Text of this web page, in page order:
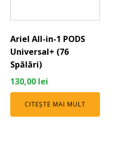
Ariel All-in-1 PODS
Universal+ (76
Spălări)
130,00 lei
CITEȘTE MAI MULT